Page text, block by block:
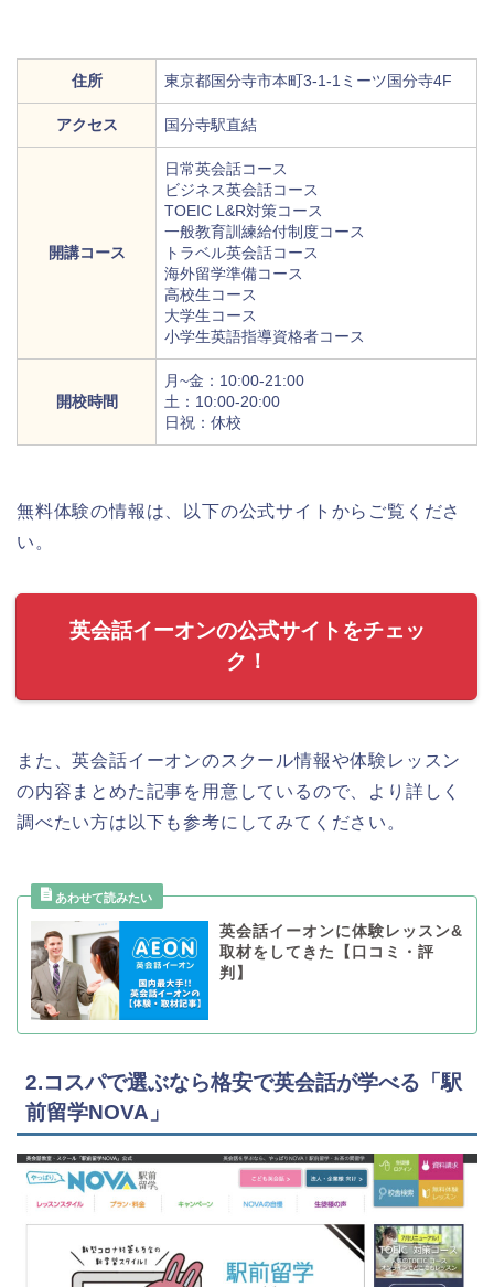
住所 東京都国分寺市本町3-1-1ミーツ国分寺4F
アクセス 国分寺駅直結
開講コース
日常英会話コース
ビジネス英会話コース
TOEIC L&R対策コース
一般教育訓練給付制度コース
トラベル英会話コース
海外留学準備コース
高校生コース
大学生コース
小学生英語指導資格者コース
開校時間
月~金：10:00-21:00
土：10:00-20:00
日祝：休校
無料体験の情報は、以下の公式サイトからご覧くださ
い。
英会話イーオンの公式サイトをチェッ
ク！
また、英会話イーオンのスクール情報や体験レッスン
の内容まとめた記事を用意しているので、より詳しく
調べたい方は以下も参考にしてみてください。
英会話イーオンに体験レッスン&
取材をしてきた【口コミ・評
判】
2.コスパで選ぶなら格安で英会話が学べる「駅
前留学NOVA」